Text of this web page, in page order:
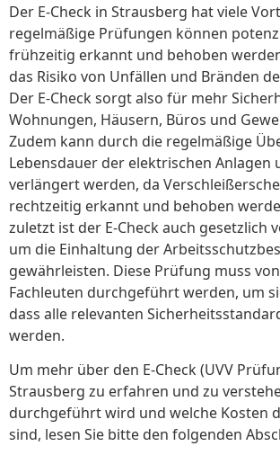
Der E-Check in Strausberg hat viele
regelmäßige Prüfungen können
frühzeitig erkannt und behoben
das Risiko von Unfällen und Bränden
Der E-Check sorgt also für mehr
Wohnungen, Häusern, Büros und
Zudem kann durch die regelmäßige
Lebensdauer der elektrischen Anlagen
verlängert werden, da
rechtzeitig erkannt und behoben
zuletzt ist der E-Check auch gesetzlich
um die Einhaltung der
gewährleisten. Diese Prüfung muss
Fachleuten durchgeführt werden, um
dass alle relevanten
werden.
Um mehr über den E-Check (UVV
Strausberg zu erfahren und zu
durchgeführt wird und welche Kosten
sind, lesen Sie bitte den folgenden